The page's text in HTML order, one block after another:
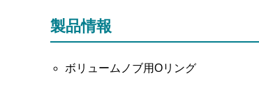
製品情報
ボリュームノブ用Oリング